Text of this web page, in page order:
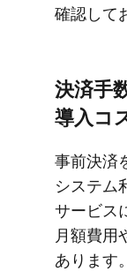
確認して​
決済手
導入コ
事前決済
システム
サービス
月額費用
あります。